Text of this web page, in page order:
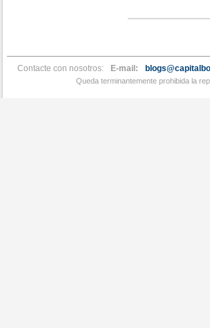
Contacte con nosotros: E-mail:
Queda terminantemente prohibida la